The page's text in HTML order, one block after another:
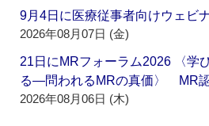
9月4日に医療従事者向けウェ
2026年08月07日 (金)
21日にMRフォーラム2026 〈学
る―問われるMRの真価〉 MR
2026年08月06日 (木)